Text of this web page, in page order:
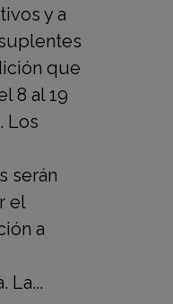
y a
que
8 al 19
Los
serán
el
a
La...